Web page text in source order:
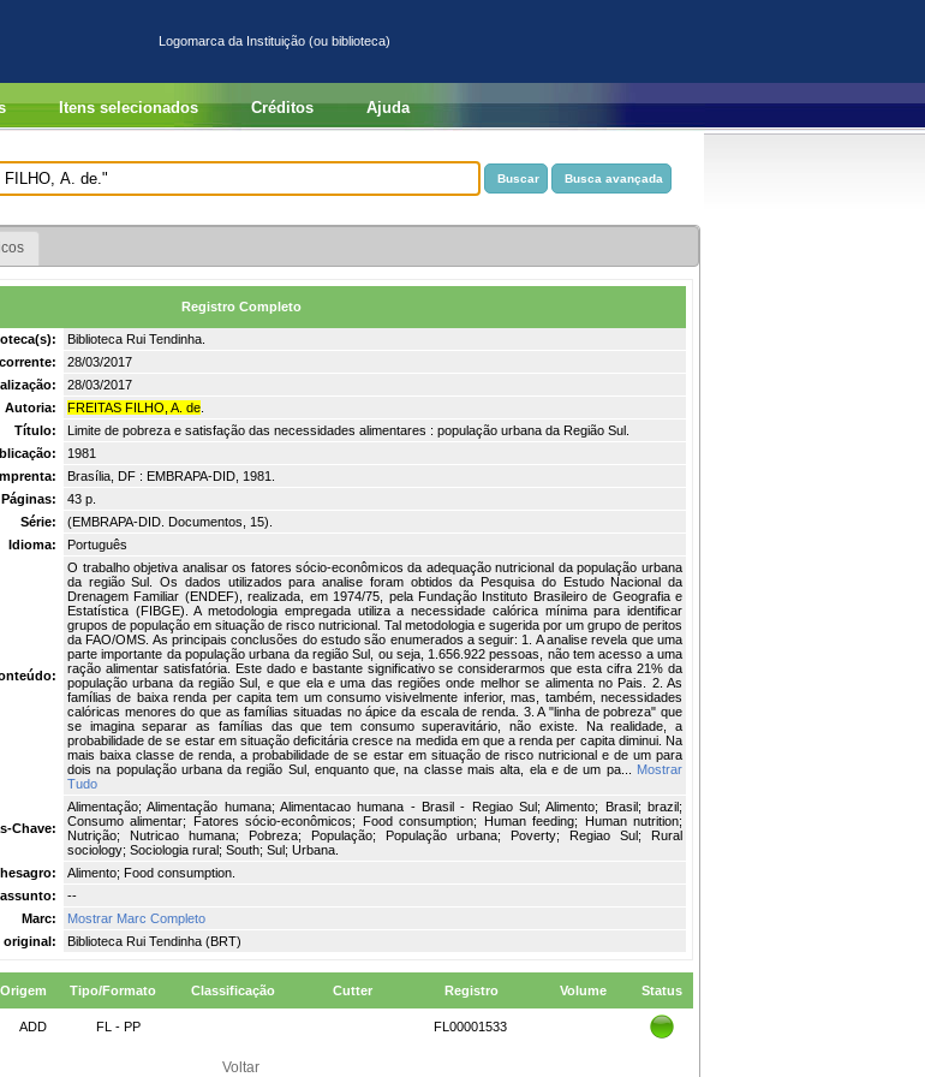
Logomarca da Instituição (ou biblioteca)
Itens selecionados Créditos Ajuda
Registro Completo
Biblioteca Rui Tendinha.
28/03/2017
28/03/2017
Autoria:
FREITAS FILHO, A. de
Título:
Limite de pobreza e satisfação das necessidades alimentares : população urbana da Região Sul.
1981
Brasília, DF : EMBRAPA-DID, 1981.
Páginas:
43 p.
Série:
(EMBRAPA-DID. Documentos, 15).
Idioma:
Português
O trabalho objetiva analisar os fatores sócio-econômicos da adequação nutricional da população urbana
da região Sul. Os dados utilizados para analise foram obtidos da Pesquisa do Estudo Nacional da
Drenagem Familiar (ENDEF), realizada, em 1974/75, pela Fundação Instituto Brasileiro de Geografia e
Estatística (FIBGE). A metodologia empregada utiliza a necessidade calórica mínima para identificar
grupos de população em situação de risco nutricional. Tal metodologia e sugerida por um grupo de peritos
da FAO/OMS. As principais conclusões do estudo são enumerados a seguir: 1. A analise revela que uma
parte importante da população urbana da região Sul, ou seja, 1.656.922 pessoas, não tem acesso a uma
ração alimentar satisfatória. Este dado e bastante significativo se considerarmos que esta cifra 21% da
população urbana da região Sul, e que ela e uma das regiões onde melhor se alimenta no Pais. 2. As
famílias de baixa renda per capita tem um consumo visivelmente inferior, mas, também, necessidades
calóricas menores do que as famílias situadas no ápice da escala de renda. 3. A "linha de pobreza" que
se imagina separar as famílias das que tem consumo superavitário, não existe. Na realidade, a
probabilidade de se estar em situação deficitária cresce na medida em que a renda per capita diminui. Na
mais baixa classe de renda, a probabilidade de se estar em situação de risco nutricional e de um para
dois na população urbana da região Sul, enquanto que, na classe mais alta, ela e de um pa... Mostrar
Tudo
Chave:
Alimentação; Alimentação humana; Alimentacao humana - Brasil - Regiao Sul; Alimento; Brasil; brazil;
Consumo alimentar; Fatores sócio-econômicos; Food consumption; Human feeding; Human nutrition;
Nutrição; Nutricao humana; Pobreza; População; População urbana; Poverty; Regiao Sul; Rural
sociology; Sociologia rural; South; Sul; Urbana.
Alimento; Food consumption.
--
Marc:
Mostrar Marc Completo
original:
Biblioteca Rui Tendinha (BRT)
Origem Tipo/Formato Classificação Cutter Registro Volume Status
ADD FL - PP FL00001533
Voltar